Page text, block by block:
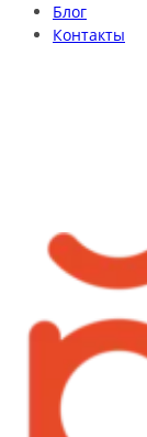
Блог
Контакты